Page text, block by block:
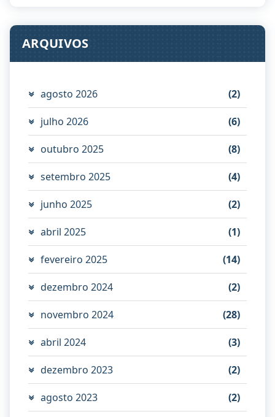
ARQUIVOS
agosto 2026 (2)
julho 2026 (6)
outubro 2025 (8)
setembro 2025 (4)
junho 2025 (2)
abril 2025 (1)
fevereiro 2025 (14)
dezembro 2024 (2)
novembro 2024 (28)
abril 2024 (3)
dezembro 2023 (2)
agosto 2023 (2)